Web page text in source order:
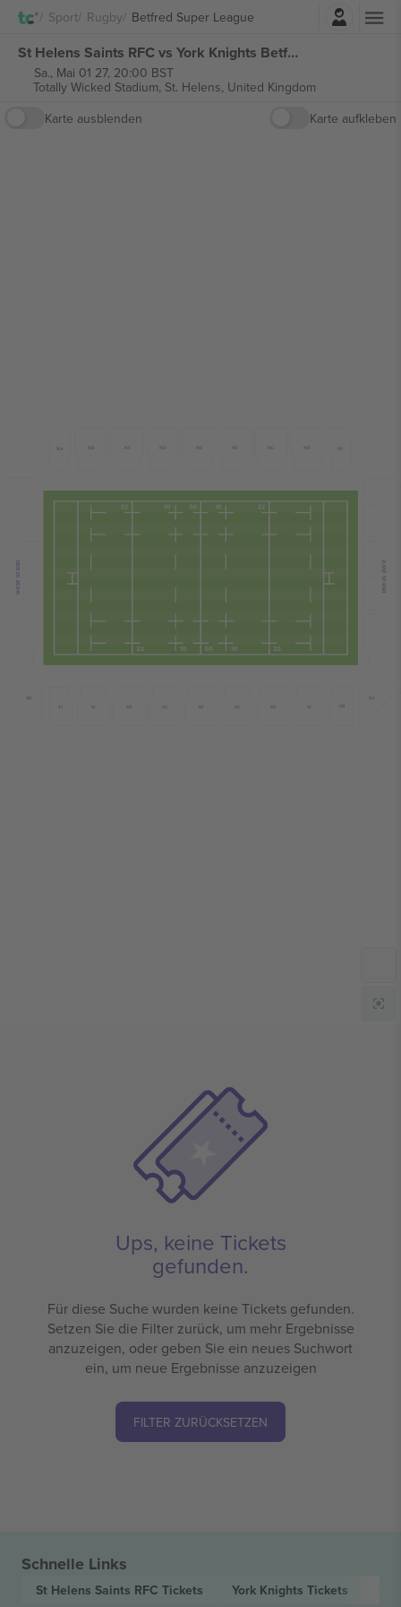
Sport Rugby Betfred Super League
Einloggen
St Helens Saints RFC vs York Knights Betfred Super League tickets
Sa., Mai 01 27, 20:00 BST
Totally Wicked Stadium, St. Helens, United Kingdom
Karte ausblenden
Karte aufkleben
NA NB NC ND NE NF NG NH NI
SB
SC
SD
SE
SF
SG
SH
SI
SJ
EAST STAND
WEST STAND
SA
SK
Ups, keine Tickets
gefunden.
Für diese Suche wurden keine Tickets gefunden.
Setzen Sie die Filter zurück, um mehr Ergebnisse
anzuzeigen, oder geben Sie ein neues Suchwort
ein, um neue Ergebnisse anzuzeigen
FILTER ZURÜCKSETZEN
Schnelle Links
St Helens Saints RFC Tickets York Knights Tickets